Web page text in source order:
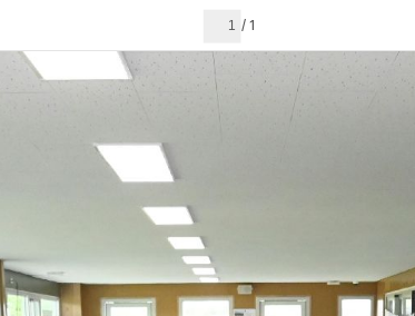
현재 페이지
1